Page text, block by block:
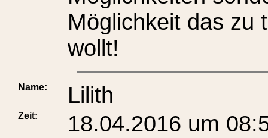
Möglichkeit das zu
wollt!
Name: Lilith
Zeit: 18.04.2016 um